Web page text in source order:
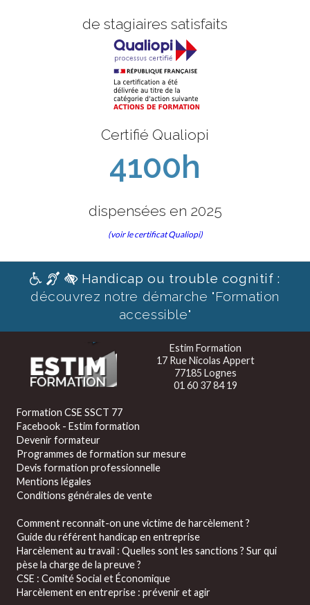
de stagiaires satisfaits
Certifié Qualiopi
4100h
dispensées en 2025
(voir le certificat Qualiopi)
Handicap ou trouble cognitif :
découvrez notre démarche "Formation
accessible"
Estim Formation
17 Rue Nicolas Appert
77185 Lognes
01 60 37 84 19
Formation CSE SSCT 77
Facebook - Estim formation
Devenir formateur
Programmes de formation sur mesure
Devis formation professionnelle
Mentions légales
Conditions générales de vente
Comment reconnaît-on une victime de harcèlement ?
Guide du référent handicap en entreprise
Harcèlement au travail : Quelles sont les sanctions ? Sur qui
pèse la charge de la preuve ?
CSE : Comité Social et Économique
Harcèlement en entreprise : prévenir et agir